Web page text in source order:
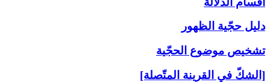
دليل حجّية الظهور
تشخيص موضوع الحجّية
[الشكّ في القرينة المتّصلة]